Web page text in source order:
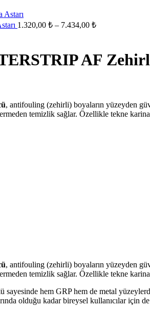
1.320,00 ₺ – 7.434,00 ₺Fiyat
-
7.434,00 ₺
AF
, antifouling (zehirli) boyaların yüzeyden
temizlik sağlar. Özellikle tekne
, antifouling (zehirli) boyaların yüzeyden
temizlik sağlar. Özellikle tekne
sayesinde hem GRP hem de metal
olduğu kadar bireysel kullanıcılar için